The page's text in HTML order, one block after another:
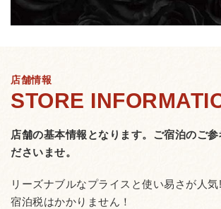
店舗情報
店舗の基本情報となります。 ご宿泊のご
ださいませ。
リーズナブルなプライスと使い易さが人気!
宿泊税はかかりません！